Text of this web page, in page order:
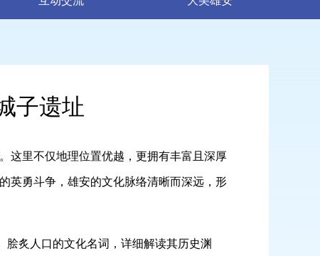
子遗址
里不仅地理位置优越，更拥有丰富且深厚
英勇斗争，雄安的文化脉络清晰而深远，形
炙人口的文化名词，详细解读其历史渊